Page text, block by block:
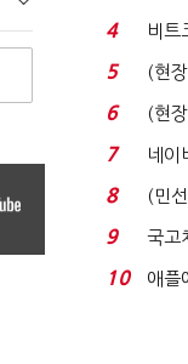
지에
4
비트
처분
5
(현
요
6
(현
빈
7
네
비
8
(민
격…
9
국고
금
10
애플